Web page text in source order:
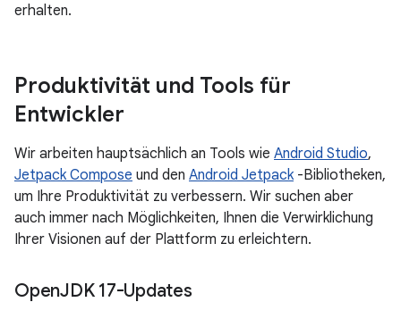
erhalten.
Produktivität und Tools für
Entwickler
Wir arbeiten hauptsächlich an Tools wie Android Studio,
Jetpack Compose und den Android Jetpack-Bibliotheken,
um Ihre Produktivität zu verbessern. Wir suchen aber
auch immer nach Möglichkeiten, Ihnen die Verwirklichung
Ihrer Visionen auf der Plattform zu erleichtern.
OpenJDK 17-Updates